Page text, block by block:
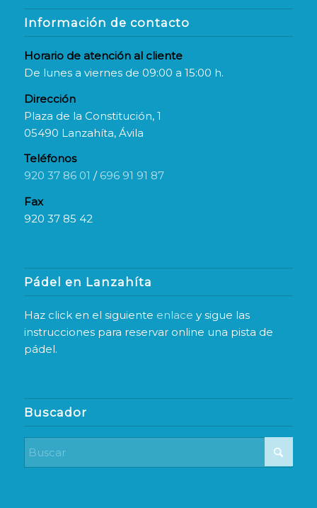
Información de contacto
Horario de atención al cliente
De lunes a viernes de 09:00 a 15:00 h.
Dirección
Plaza de la Constitución, 1
05490 Lanzahíta, Ávila
Teléfonos
920 37 86 01 / 696 91 91 87
Fax
920 37 85 42
Pádel en Lanzahíta
Haz click en el siguiente enlace y sigue las
instrucciones para reservar online una pista de
pádel.
Buscador